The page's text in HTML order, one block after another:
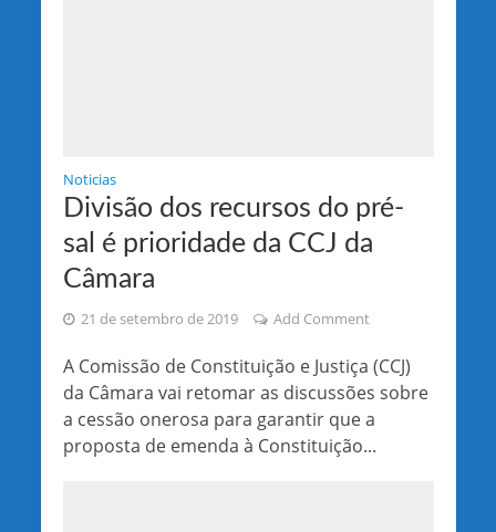
Noticias
Divisão dos recursos do pré-
sal é prioridade da CCJ da
Câmara
21 de setembro de 2019 Add Comment
A Comissão de Constituição e Justiça (CCJ)
da Câmara vai retomar as discussões sobre
a cessão onerosa para garantir que a
proposta de emenda à Constituição...